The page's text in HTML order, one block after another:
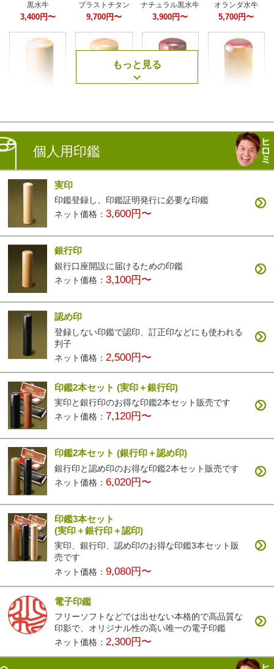
もっと見る
黒水牛
3,400円〜
ブラストチタン
9,700円〜
ナチュラル黒水牛
3,900円〜
オランダ水牛
5,700円〜
黒檀
カラフル印鑑
4,200円〜 2,500円〜
彩華(ブラウン)
彩華(ベージュ)
3,400円〜
個人用印鑑
実印
印鑑登録し、印鑑証明発行に必要な印鑑
ネット価格：3,600円〜
銀行印
銀行口座開設に届けるための印鑑
ネット価格：3,100円〜
認め印
登録しない印鑑で認印、訂正印などにも使われる
判子
ネット価格： 2,500円〜
印鑑2本セット(実印＋銀行印)
実印と銀行印のお得な印鑑2本セット販売です
ネット価格： 7,120円〜
印鑑2本セット(銀行印＋認め印)
銀行印と認め印のお得な印鑑2本セット販売です
ネット価格：6,020円〜
印鑑3本セット
(実印＋銀行印＋認印)
実印、銀行印、認め印のお得な印鑑3本セット販
売です
ネット価格：9,080円〜
電子印鑑
フリーソフトなどでは出せない本格的で高品質な
印影で、オリジナル性の高い唯一の電子印鑑
ネット価格： 2,300円〜